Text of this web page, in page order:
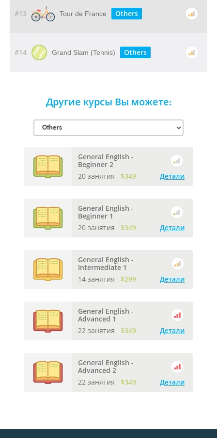
#13 Tour de France Others
#14 Grand Slam (Tennis) Others
Другие курсы Вы можете:
General English -
Beginner 2
20 занятия
$349 Детали
General English -
Beginner 1
20 занятия
$349 Детали
General English -
Intermediate 1
14 занятия
$299 Детали
General English -
Advanced 1
22 занятия
$349 Детали
General English -
Advanced 2
22 занятия
$349 Детали